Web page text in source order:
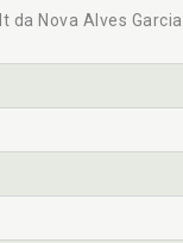
da Nova Alves